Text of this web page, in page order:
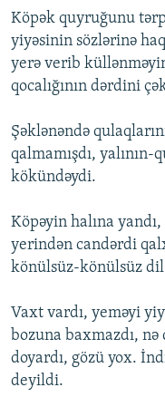
Köpək quyruğunu
yiyəsinin sözlərinə
yerə verib
qocalığının dərdini
Şəklənəndə
qalmamışdı,
kökündəydi.
Köpəyin halına
yerindən candərdi
könülsüz-könülsüz dil
Vaxt vardı, yeməyi
bozuna baxmazdı,
doyardı, gözü yox.
deyildi.